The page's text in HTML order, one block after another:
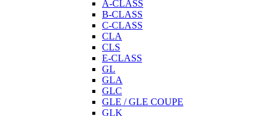
A-CLASS
B-CLASS
C-CLASS
CLA
CLS
E-CLASS
GL
GLA
GLC
GLE / GLE COUPE
GLK